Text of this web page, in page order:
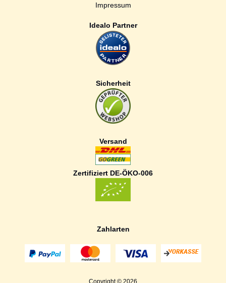
Impressum
Idealo Partner
Sicherheit
Versand
Zertifiziert DE-ÖKO-006
Zahlarten
Copyright © 2026